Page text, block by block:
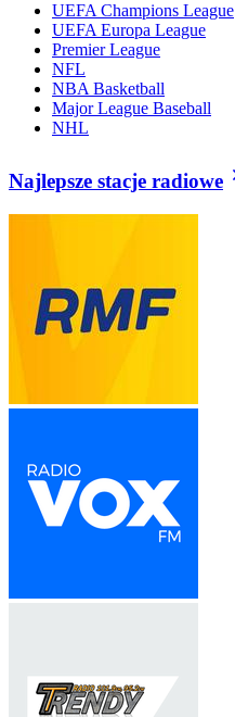
UEFA Champions League
UEFA Europa League
Premier League
NFL
NBA Basketball
Major League Baseball
NHL
Najlepsze stacje radiowe